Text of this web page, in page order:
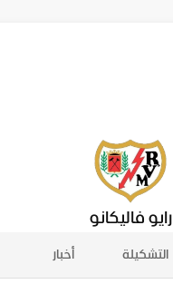
رايو فاليكانو
التشكيلة أخبار